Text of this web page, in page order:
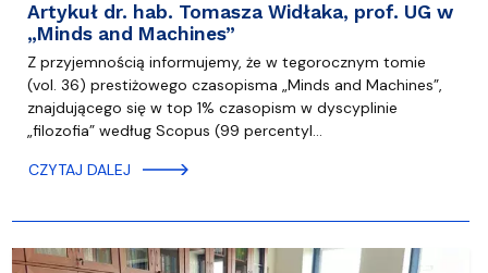
Artykuł dr. hab. Tomasza Widłaka, prof. UG w
„Minds and Machines”
Z przyjemnością informujemy, że w tegorocznym tomie
(vol. 36) prestiżowego czasopisma „Minds and Machines”,
znajdującego się w top 1% czasopism w dyscyplinie
„filozofia” według Scopus (99 percentyl…
CZYTAJ DALEJ